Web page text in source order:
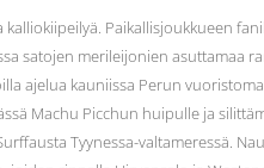
kalliokiipeilyä. Paikallisjoukkueen
satojen merileijonien asuttamaa
ajelua kauniissa Perun
Machu Picchun huipulle ja
Tyynessa-valtameressä.